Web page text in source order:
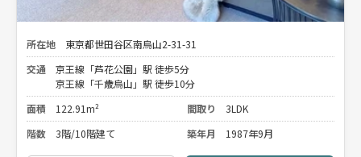
所在地
東京都世田谷区南烏山2-31-31
交通
京王線「芦花公園」駅 徒歩5分
京王線「千歳烏山」駅 徒歩10分
面積
122.91m² 間取り
3LDK
階数
3階/10階建て 築年月 1987年9月